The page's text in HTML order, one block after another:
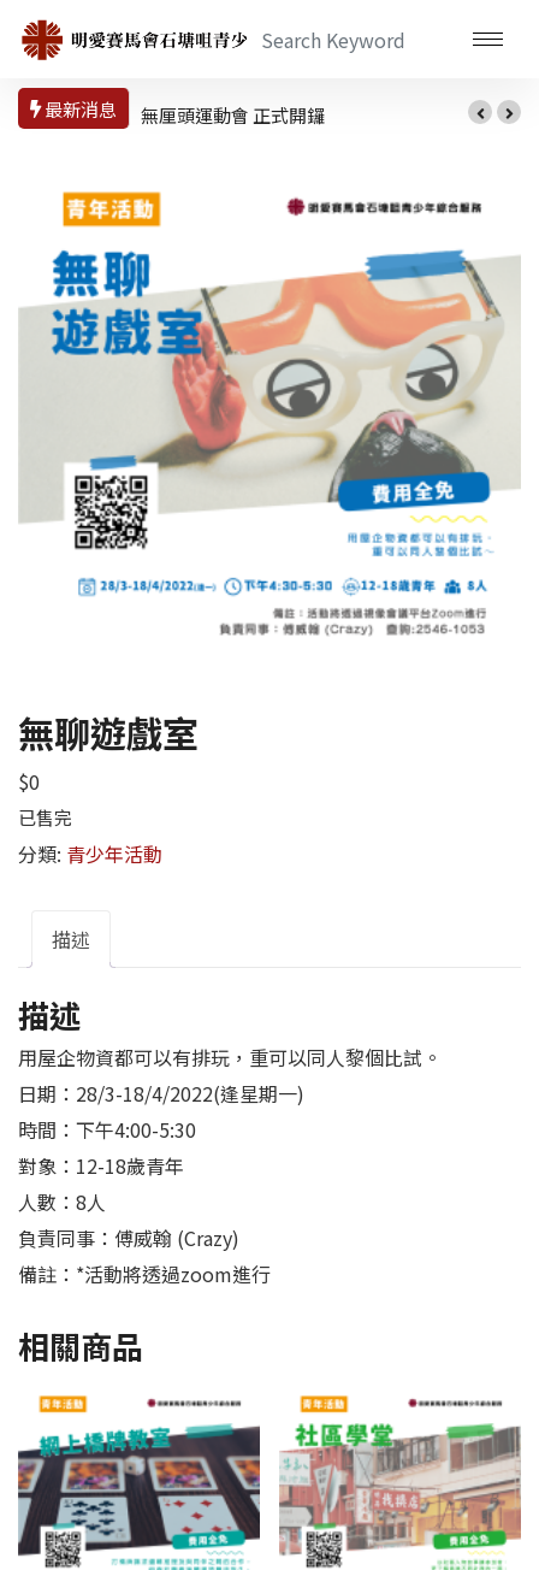
最新消息 無厘頭運動會 正式開鑼
無聊遊戲室
$0
已售完
分類: 青少年活動
描述
描述
用屋企物資都可以有排玩，重可以同人黎個比試。
日期：28/3-18/4/2022(逢星期一)
時間：下午4:00-5:30
對象：12-18歲青年
人數：8人
負責同事：傅威翰 (Crazy)
備註：*活動將透過zoom進行
相關商品